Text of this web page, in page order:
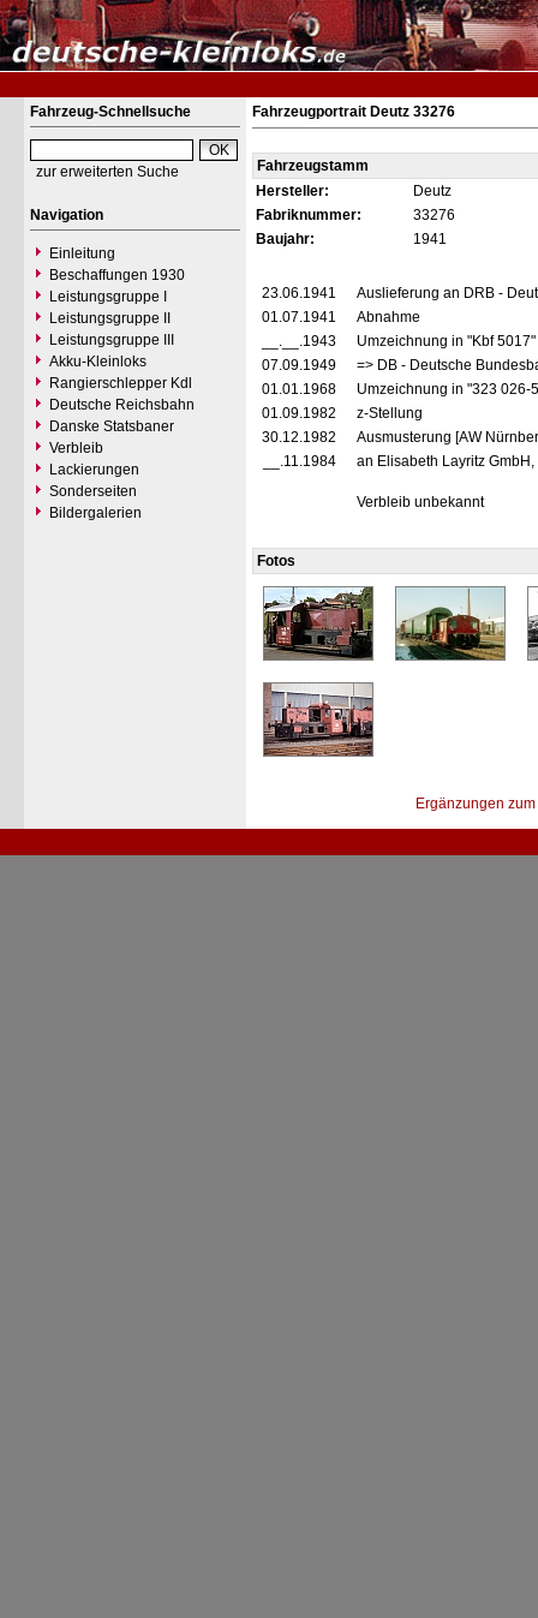
Fahrzeug-Schnellsuche
zur erweiterten Suche
Navigation
Einleitung
Beschaffungen 1930
Leistungsgruppe I
Leistungsgruppe II
Leistungsgruppe III
Akku-Kleinloks
Rangierschlepper Kdl
Deutsche Reichsbahn
Danske Statsbaner
Verbleib
Lackierungen
Sonderseiten
Bildergalerien
Fahrzeugportrait Deutz 33276
Fahrzeugstamm
Hersteller:
Deutz
Fabriknummer:
33276
Baujahr:
1941
23.06.1941
Auslieferung an DRB -
01.07.1941
Abnahme
__.__.1943
Umzeichnung in "Kbf 5017"
07.09.1949
=> DB - Deutsche
01.01.1968
Umzeichnung in "323 026-
01.09.1982
z-Stellung
30.12.1982
Ausmusterung [AW
__.11.1984
an Elisabeth Layritz
Verbleib unbekannt
Fotos
Ergänzungen